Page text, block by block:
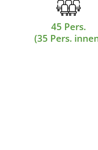
45 Pers.
(35 Pers.